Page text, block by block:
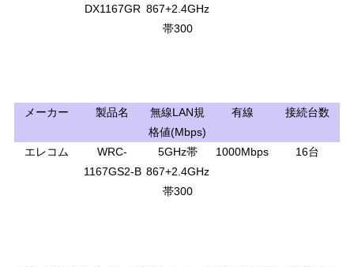
DX1167GR 867+2.4GHz
帯300
メーカー 製品名
無線LAN規
格値(Mbps)
有線 接続台数
エレコム
WRC-
1167GS2-B
5GHz帯
867+2.4GHz
帯300
1000Mbps 16台